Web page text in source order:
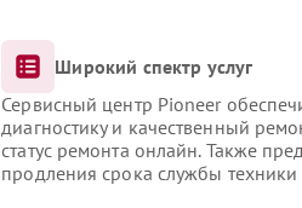
Широкий спектр услуг
Сервисный центр Pioneer
диагностику и качественный
статус ремонта онлайн. Также
продления срока службы техники